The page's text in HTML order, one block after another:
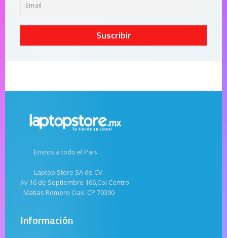
Suscribir
Envios a todo el Pais.
Laptop Store SA de CV.-
Av 16 de Septiembre 106,Col Centro
Matias Romero Oax. CP 70300
Información